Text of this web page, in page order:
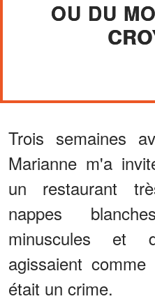
OU DU
Trois semaines
Marianne m'a
un restaurant
nappes
minuscules et
agissaient
était un crime.